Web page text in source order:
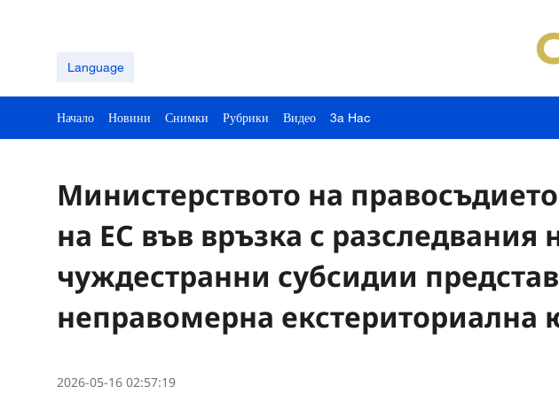
Language
Начало Новини Снимки Рубрики Видео 3a Hac
Министерството на
на ЕС във връзка с разследвания
чуждестранни субсидии
неправомерна екстериториална
2026-05-16 02:57:19